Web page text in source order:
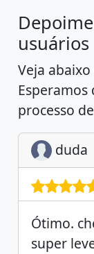
usuários
Veja
Esperamos
processo
duda
Ótimo.
super